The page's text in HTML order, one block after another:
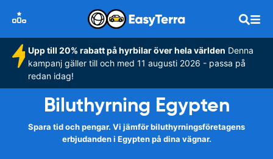
Upp till 20% rabatt på hyrbilar över hela världen Denna
kampanj gäller till och med 11 augusti 2026 - passa på
redan idag!
Biluthyrning Egypten
Spara tid och pengar. Vi jämför biluthyrningsföretagens
erbjudanden i Egypten på dina vägnar.